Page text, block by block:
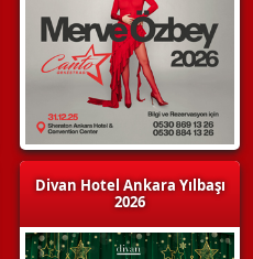
Divan Hotel Ankara Yılbaşı
2026